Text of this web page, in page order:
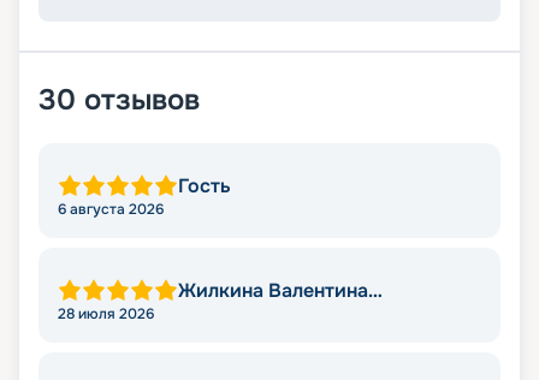
30 отзывов
Гость
6 августа 2026
Жилкина Валентина
28 июля 2026